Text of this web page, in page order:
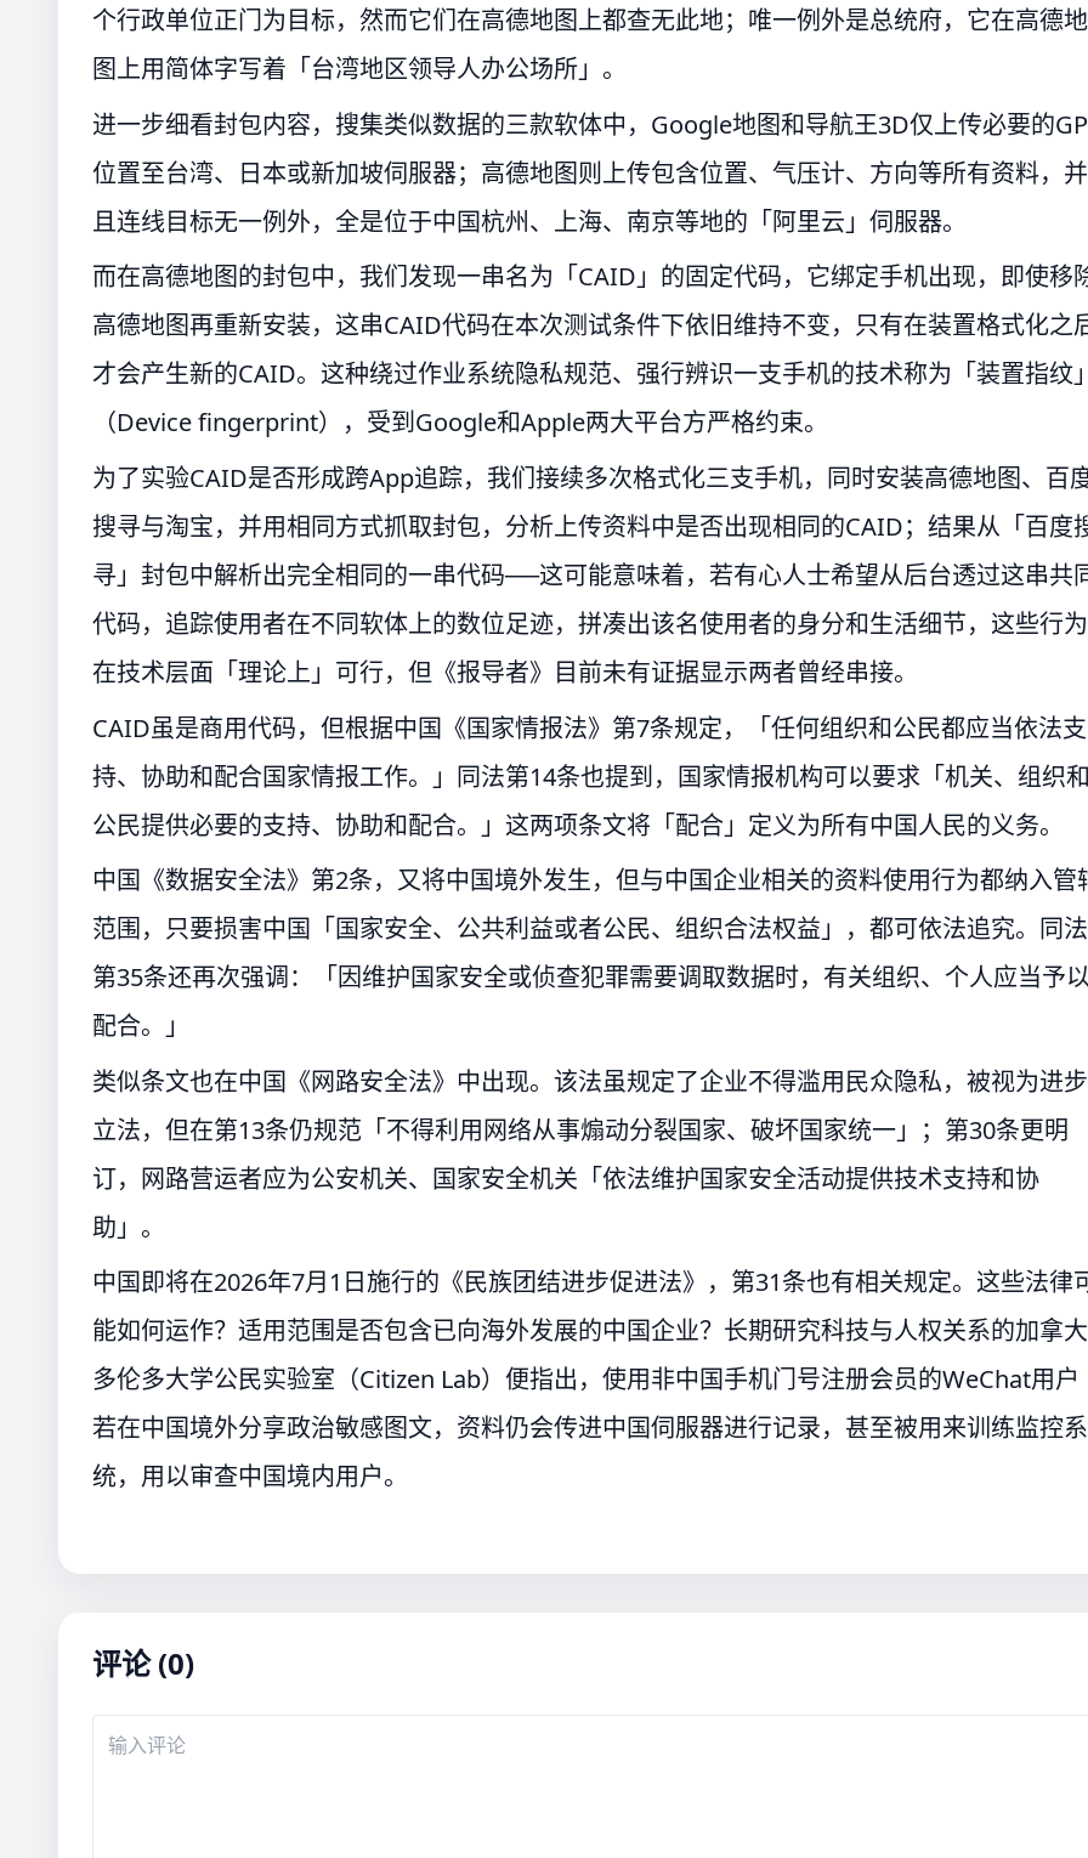
个行政单位正门为目标，然而它们在高德地图上都查无此地；唯一例外是总统府，它在高德地
图上用简体字写着「台湾地区领导人办公场所」。
进一步细看封包内容，搜集类似数据的三款软体中，Google地图和导航王3D仅上传必要的
位置至台湾、日本或新加坡伺服器；高德地图则上传包含位置、气压计、方向等所有资料，并
且连线目标无一例外，全是位于中国杭州、上海、南京等地的「阿里云」伺服器。
而在高德地图的封包中，我们发现一串名为「CAID」的固定代码，它绑定手机出现，即使移
高德地图再重新安装，这串CAID代码在本次测试条件下依旧维持不变，只有在装置格式化之
才会产生新的CAID。这种绕过作业系统隐私规范、强行辨识一支手机的技术称为「装置指纹」
（Device fingerprint），受到Google和Apple两大平台方严格约束。
为了实验CAID是否形成跨App追踪，我们接续多次格式化三支手机，同时安装高德地图、百
搜寻与淘宝，并用相同方式抓取封包，分析上传资料中是否出现相同的CAID；结果从「百度
寻」封包中解析出完全相同的一串代码──这可能意味着，若有心人士希望从后台透过这串共
代码，追踪使用者在不同软体上的数位足迹，拼凑出该名使用者的身分和生活细节，这些行为
在技术层面「理论上」可行，但《报导者》目前未有证据显示两者曾经串接。
CAID虽是商用代码，但根据中国《国家情报法》第7条规定，「任何组织和公民都应当依法支
持、协助和配合国家情报工作。」同法第14条也提到，国家情报机构可以要求「机关、组织和
公民提供必要的支持、协助和配合。」这两项条文将「配合」定义为所有中国人民的义务。
中国《数据安全法》第2条，又将中国境外发生，但与中国企业相关的资料使用行为都纳入管
范围，只要损害中国「国家安全、公共利益或者公民、组织合法权益」，都可依法追究。同法
第35条还再次强调：「因维护国家安全或侦查犯罪需要调取数据时，有关组织、个人应当予以
配合。」
类似条文也在中国《网路安全法》中出现。该法虽规定了企业不得滥用民众隐私，被视为进步
立法，但在第13条仍规范「不得利用网络从事煽动分裂国家、破坏国家统一」；第30条更明
订，网路营运者应为公安机关、国家安全机关「依法维护国家安全活动提供技术支持和协
助」。
中国即将在2026年7月1日施行的《民族团结进步促进法》，第31条也有相关规定。这些法律
能如何运作？适用范围是否包含已向海外发展的中国企业？长期研究科技与人权关系的加拿大
多伦多大学公民实验室（Citizen Lab）便指出，使用非中国手机门号注册会员的WeChat用户
若在中国境外分享政治敏感图文，资料仍会传进中国伺服器进行记录，甚至被用来训练监控系
统，用以审查中国境内用户。
评论 (0)